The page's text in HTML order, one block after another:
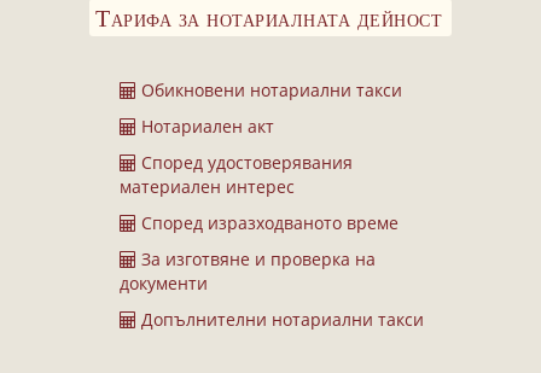
ЗА НАС
Сделки с недвижими имоти
Сделки с МПС
Ипотеки
Удостоверявания
Нотариални покани
Констативни протоколи
Завещания
Тарифа за нотариалната дейност
Обикновени нотариални такси
Нотариален акт
Според удостоверявания
материален интерес
Според изразходваното време
За изготвяне и проверка на
документи
Допълнителни нотариални такси